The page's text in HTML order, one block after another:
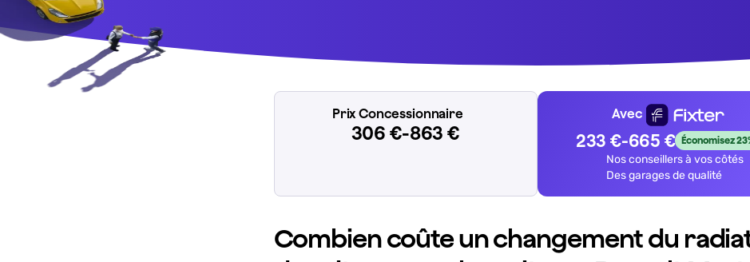
Avec
233 €-665 € Économisez
Nos conseillers à vos côtés
Des garages de qualité
Prix Concessionnaire
306 €-863 €
Combien coûte un changement du